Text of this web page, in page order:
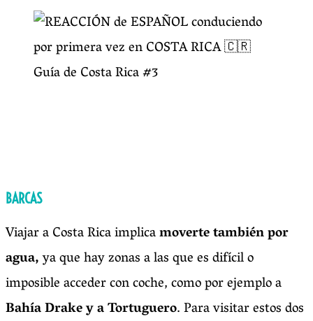
BARCAS
Viajar a Costa Rica implicamoverte también por
agua,ya que hay zonas a las que es difícil o
imposible acceder con coche, como por ejemplo a
Bahía Drake y a Tortuguero. Para visitar estos dos